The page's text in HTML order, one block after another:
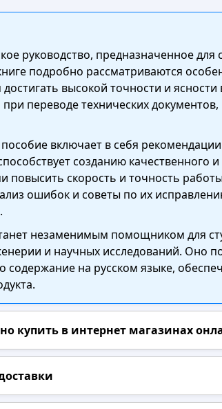
руководство, предназначенное
подробно рассматриваются
высокой точности и
переводе технических
включает в себя
созданию
скорость и точность
ошибок и советы по их
незаменимым помощником для
и научных исследований. Оно
содержание на русском языке,
купить в интернет магазинах